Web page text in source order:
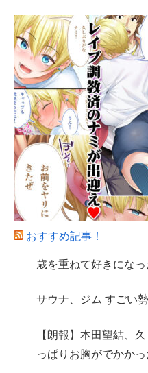
おすすめ記事！
歳を重ねて好きにな
サウナ、ジム すごい
【朗報】本田望結、
っぱりお胸がでかかっ